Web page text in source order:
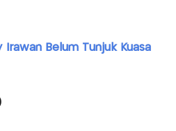
Irawan Belum Tunjuk Kuasa